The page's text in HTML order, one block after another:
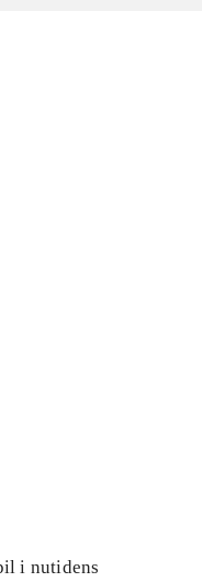
i nutidens